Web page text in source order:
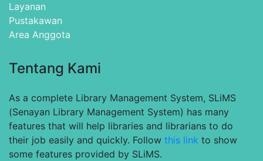
Layanan
Pustakawan
Area Anggota
Tentang Kami
As a complete Library Management System, SLiMS
(Senayan Library Management System) has many
features that will help libraries and librarians to do
their job easily and quickly. Follow this link to show
some features provided by SLiMS.